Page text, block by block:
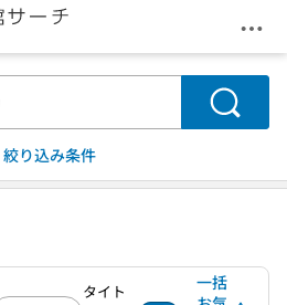
メ
検索
絞り込み条件
タイト
一括